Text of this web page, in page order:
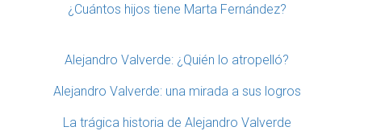
¿Cuántos hijos tiene Marta Fernández?
Alejandro Valverde: ¿Quién lo atropelló?
Alejandro Valverde: una mirada a sus logros
La trágica historia de Alejandro Valverde